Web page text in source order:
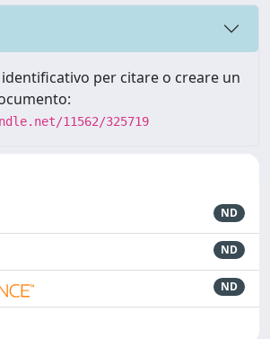
per citare o creare un
11562/325719
ND
ND
ND